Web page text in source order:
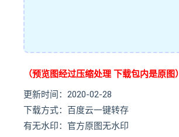
（预览图经过压缩处理 下载包内是原图）
更新时间：2020-02-28
下载方式：百度云一键转存
有无水印：官方原图无水印